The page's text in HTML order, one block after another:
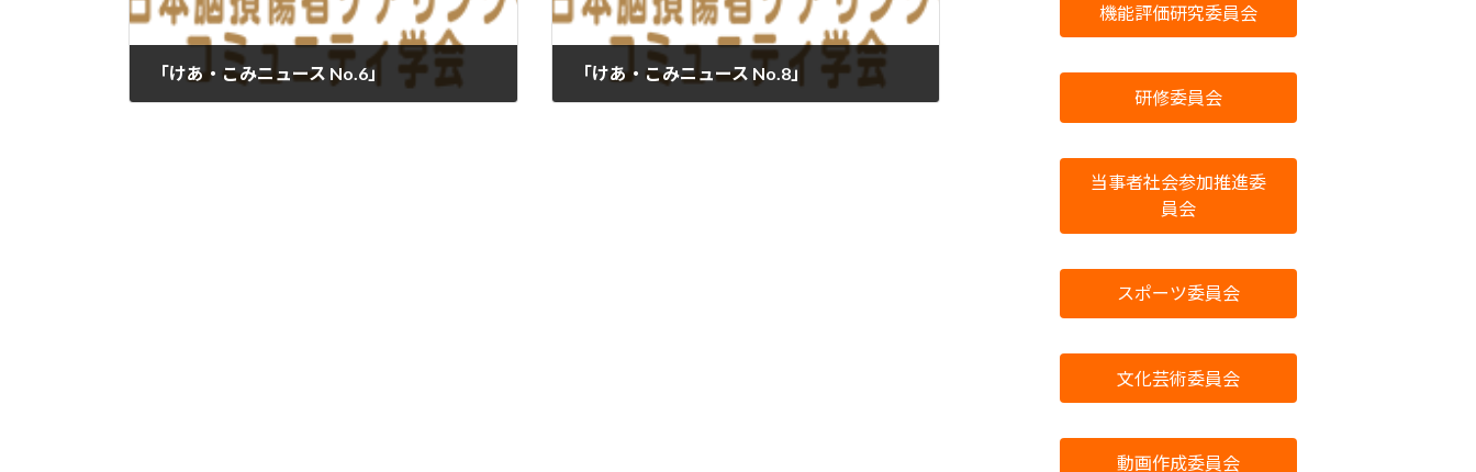
「けあ・こみニュース No.6」 「けあ・こみニュース No.8」
機能評価研究委員会
研修委員会
当事者社会参加推進委
員会
スポーツ委員会
文化芸術委員会
動画作成委員会